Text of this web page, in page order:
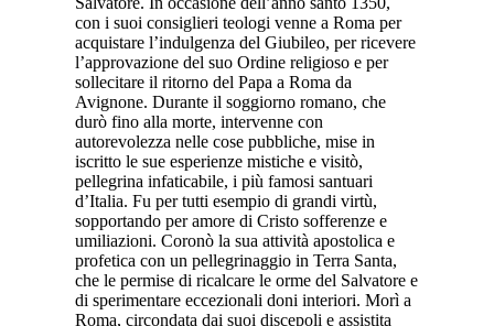
con i suoi consiglieri teologi venne a Roma per
acquistare l’indulgenza del Giubileo, per ricevere
l’approvazione del suo Ordine religioso e per
sollecitare il ritorno del Papa a Roma da
Avignone. Durante il soggiorno romano, che
durò fino alla morte, intervenne con
autorevolezza nelle cose pubbliche, mise in
iscritto le sue esperienze mistiche e visitò,
pellegrina infaticabile, i più famosi santuari
d’Italia. Fu per tutti esempio di grandi virtù,
sopportando per amore di Cristo sofferenze e
umiliazioni. Coronò la sua attività apostolica e
profetica con un pellegrinaggio in Terra Santa,
che le permise di ricalcare le orme del Salvatore e
di sperimentare eccezionali doni interiori. Morì a
Roma, circondata dai suoi discepoli e assistita